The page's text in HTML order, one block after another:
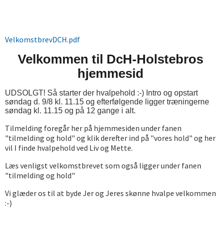
VelkomstbrevDCH.pdf
Velkommen til DcH-Holstebros
hjemmesid
UDSOLGT! Så starter der hvalpehold :-) Intro og opstart
søndag d. 9/8 kl. 11.15 og efterfølgende ligger træningerne
søndag kl. 11.15 og på 12 gange i alt.
Tilmelding foregår her på hjemmesiden under fanen
"tilmelding og hold" og klik derefter ind på "vores hold" og her
vil I finde hvalpehold ved Liv og Mette.
Læs venligst velkomstbrevet som også ligger under fanen
"tilmelding og hold"
Vi glæder os til at byde Jer og Jeres skønne hvalpe velkommen
:-)